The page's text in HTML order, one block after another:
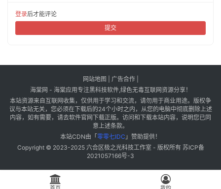
登录后才能评论
提交
网站地图 广告合作|
海棠网 - 海棠应用专注黑科技软件,绿色无毒互联网资源分享！
本站资源来自互联网收集，仅供用于学习和交流，请勿用于商业用途。版权争
议与本站无关，您必须在下载后的24个小时之内，从您的电脑中彻底删除上述
内容，如有需要，请去软件官网下载正版。访问和下载本站内容，说明您已同
意上述条款。
本站CDN由「 零零七IDC 」赞助提供！
Copyright © 2023-2025 六合区极之光科技工作室 - 版权所有 苏ICP备
2021057166号-3